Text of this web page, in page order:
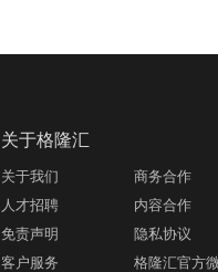
关于格隆汇
关于我们
商务合作
人才招聘
内容合作
免责声明
隐私协议
客户服务
格隆汇官方